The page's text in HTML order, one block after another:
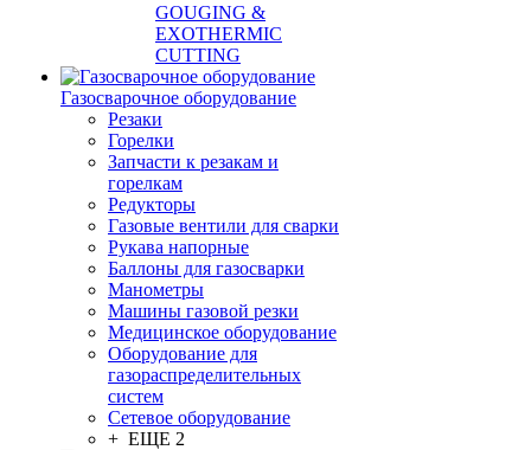
GOUGING &
EXOTHERMIC
CUTTING
Газосварочное оборудование
Резаки
Горелки
Запчасти к резакам и
горелкам
Редукторы
Газовые вентили для сварки
Рукава напорные
Баллоны для газосварки
Манометры
Машины газовой резки
Медицинское оборудование
Оборудование для
газораспределительных
систем
Сетевое оборудование
+ ЕЩЕ 2